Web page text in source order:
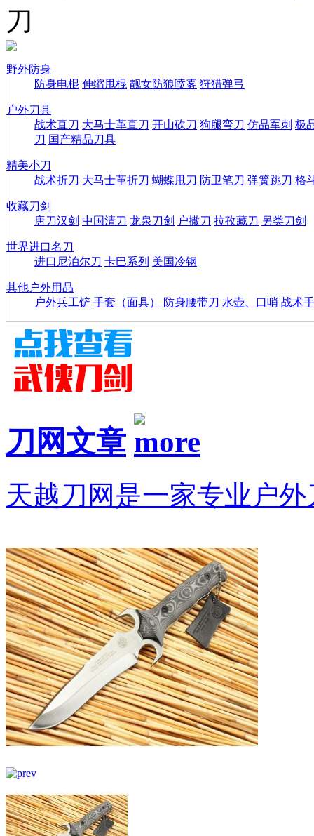
刀
野外防身
防身电棍 伸缩甩棍 靓女防狼喷雾 狩猎弹弓
户外刀具
战术直刀 大马士革直刀 开山砍刀 狗腿弯刀 仿品军刺 极
刀 国产精品刀具
精美小刀
战术折刀 大马士革折刀 蝴蝶甩刀 防卫笔刀 弹簧跳刀 格
收藏刀剑
唐刀汉剑 中国清刀 龙泉刀剑 户撒刀 拉孜藏刀 另类刀剑
世界进口名刀
进口尼泊尔刀 卡巴系列 美国冷钢
其他户外用品
户外兵工铲 手套（面具） 防身腰带刀 水壶、口哨 战术
刀网文章
天越刀网是一家专业户